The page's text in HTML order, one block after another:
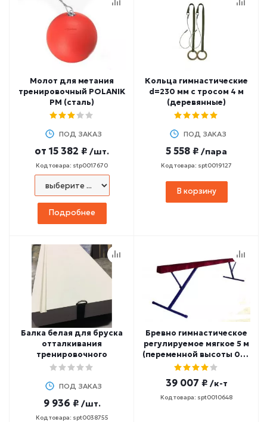
Молот для метания
тренировочный POLANIK
PM (сталь)
ПОД ЗАКАЗ
от 15 382 ₽ /шт.
Код товара: stp0017670
Подробнее
Кольца гимнастические
d=230 мм с тросом 4 м
(деревянные)
ПОД ЗАКАЗ
5 558 ₽ /пара
Код товара: spt0019127
В корзину
Балка белая для бруска
отталкивания
тренировочного
ПОД ЗАКАЗ
9 936 ₽ /шт.
Код товара: spt0038755
Бревно гимнастическое
регулируемое мягкое 5 м
(переменной высоты 0,7-
1,2 м)
39 007 ₽ /к-т
Код товара: spt0010648